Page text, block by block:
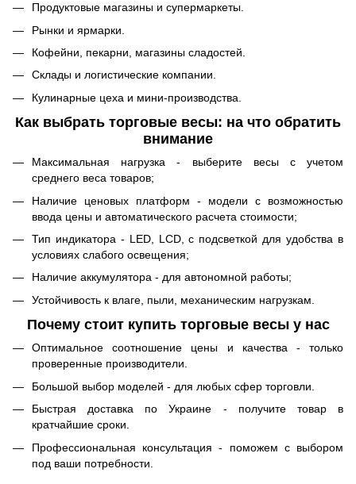
Продуктовые магазины и супермаркеты.
Рынки и ярмарки.
Кофейни, пекарни, магазины сладостей.
Склады и логистические компании.
Кулинарные цеха и мини-производства.
Как выбрать торговые весы: на что обратить
внимание
Максимальная нагрузка - выберите весы с учетом
среднего веса товаров;
Наличие ценовых платформ - модели с возможностью
ввода цены и автоматического расчета стоимости;
Тип индикатора - LED, LCD, с подсветкой для удобства в
условиях слабого освещения;
Наличие аккумулятора - для автономной работы;
Устойчивость к влаге, пыли, механическим нагрузкам.
Почему стоит купить торговые весы у нас
Оптимальное соотношение цены и качества - только
проверенные производители.
Большой выбор моделей - для любых сфер торговли.
Быстрая доставка по Украине - получите товар в
кратчайшие сроки.
Профессиональная консультация - поможем с выбором
под ваши потребности.